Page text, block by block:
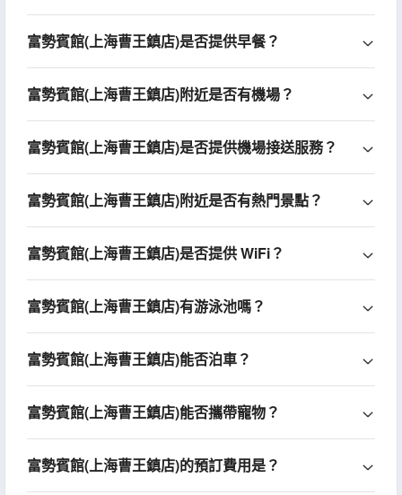
富勢賓館(上海曹王鎮店)是否提供早餐？
富勢賓館(上海曹王鎮店)附近是否有機場？
富勢賓館(上海曹王鎮店)是否提供機場接送服務？
富勢賓館(上海曹王鎮店)附近是否有熱門景點？
富勢賓館(上海曹王鎮店)是否提供 WiFi？
富勢賓館(上海曹王鎮店)有游泳池嗎？
富勢賓館(上海曹王鎮店)能否泊車？
富勢賓館(上海曹王鎮店)能否攜帶寵物？
富勢賓館(上海曹王鎮店)的預訂費用是？